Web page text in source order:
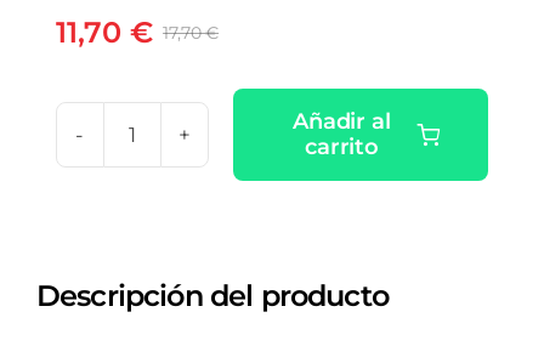
17,70€El
precio
original
17,70 €.
11,70 €
El
precio
actual
11,70 €.
EUCERIN
OIL
Añadir al
carrito
Descripción del producto